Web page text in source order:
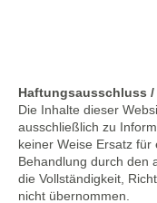
Haftungsausschluss
Die Inhalte dieser
ausschließlich zu
keiner Weise Ersatz
Behandlung durch den
die Vollständigkeit,
nicht übernommen.